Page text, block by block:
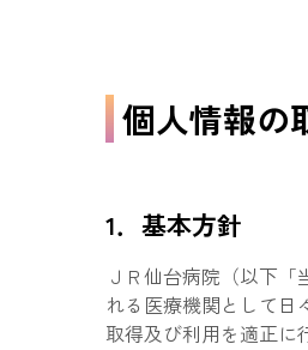
個人情報の
1．基本方針
ＪＲ仙台病院（以下
れる医療機関として
取得及び利用を適正に